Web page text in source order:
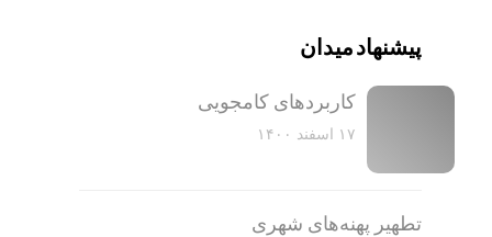
پیشنهاد میدان
کاربرد‌های کامجویی
۱۷ اسفند ۱۴۰۰
تطهیر پهنه‌های شهری